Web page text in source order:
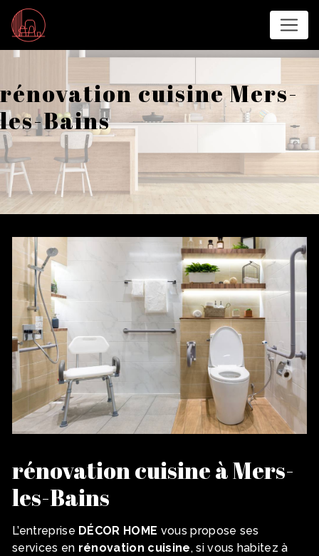
rénovation cuisine Mers-
les-Bains
rénovation cuisine à Mers-
les-Bains
L’entreprise DÉCOR HOME vous propose ses
services en rénovation cuisine, si vous habitez à
Panneau de gestion des cookies